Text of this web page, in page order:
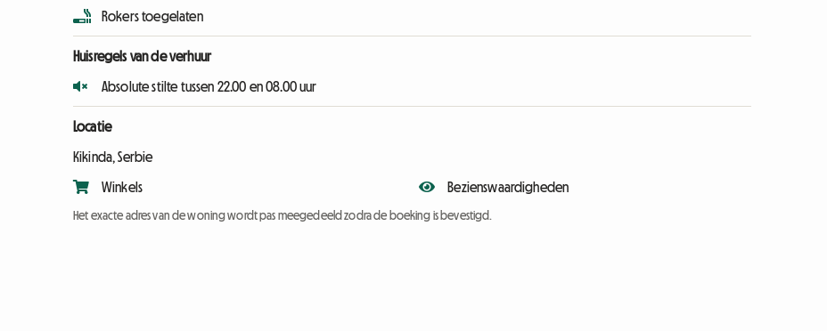
Rokers toegelaten
Huisregels van de verhuur
Absolute stilte tussen 22.00 en 08.00 uur
Locatie
Kikinda, Serbie
Winkels Bezienswaardigheden
Het exacte adres van de woning wordt pas meegedeeld zodra de boeking is bevestigd.